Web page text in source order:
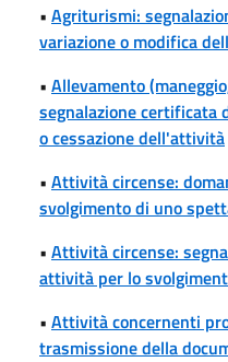
• Agriturismi:
variazione o modifica
• Allevamento
segnalazione certificata
o cessazione dell'attività
• Attività circense:
svolgimento di uno
• Attività circense:
attività per lo
• Attività concernenti
trasmissione della